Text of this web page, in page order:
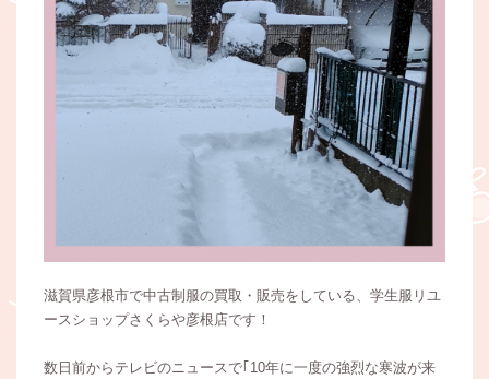
滋賀県彦根市で中古制服の買取・販売をしている、学生服リユ
ースショップさくらや彦根店です！
数日前からテレビのニュースで｢10年に一度の強烈な寒波が来